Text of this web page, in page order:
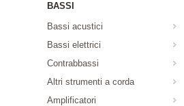
BASSI
Bassi acustici
Bassi elettrici
Contrabbassi
Altri strumenti a corda
Amplificatori